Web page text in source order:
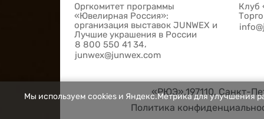
Оргкомитет программы
«Ювелирная Россия»:
организация выставок JUNWEX и
Лучшие украшения в России
8 800 550 41 34,
junwex@junwex.com
Клуб
«РЮЭ»,197110, Санкт-
Политика
Мы используем cookies и Яндекс.Метрика для улучшения